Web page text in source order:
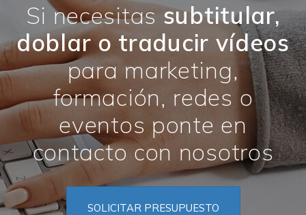
Si necesitassubtitular,
doblar o traducir vídeos
para marketing,
formación, redes o
eventos ponte en
contacto con nosotros
SOLICITAR PRESUPUESTO